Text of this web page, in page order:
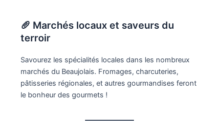
🥖 Marchés locaux et saveurs du
terroir
Savourez les spécialités locales dans les nombreux
marchés du Beaujolais. Fromages, charcuteries,
pâtisseries régionales, et autres gourmandises feront
le bonheur des gourmets !